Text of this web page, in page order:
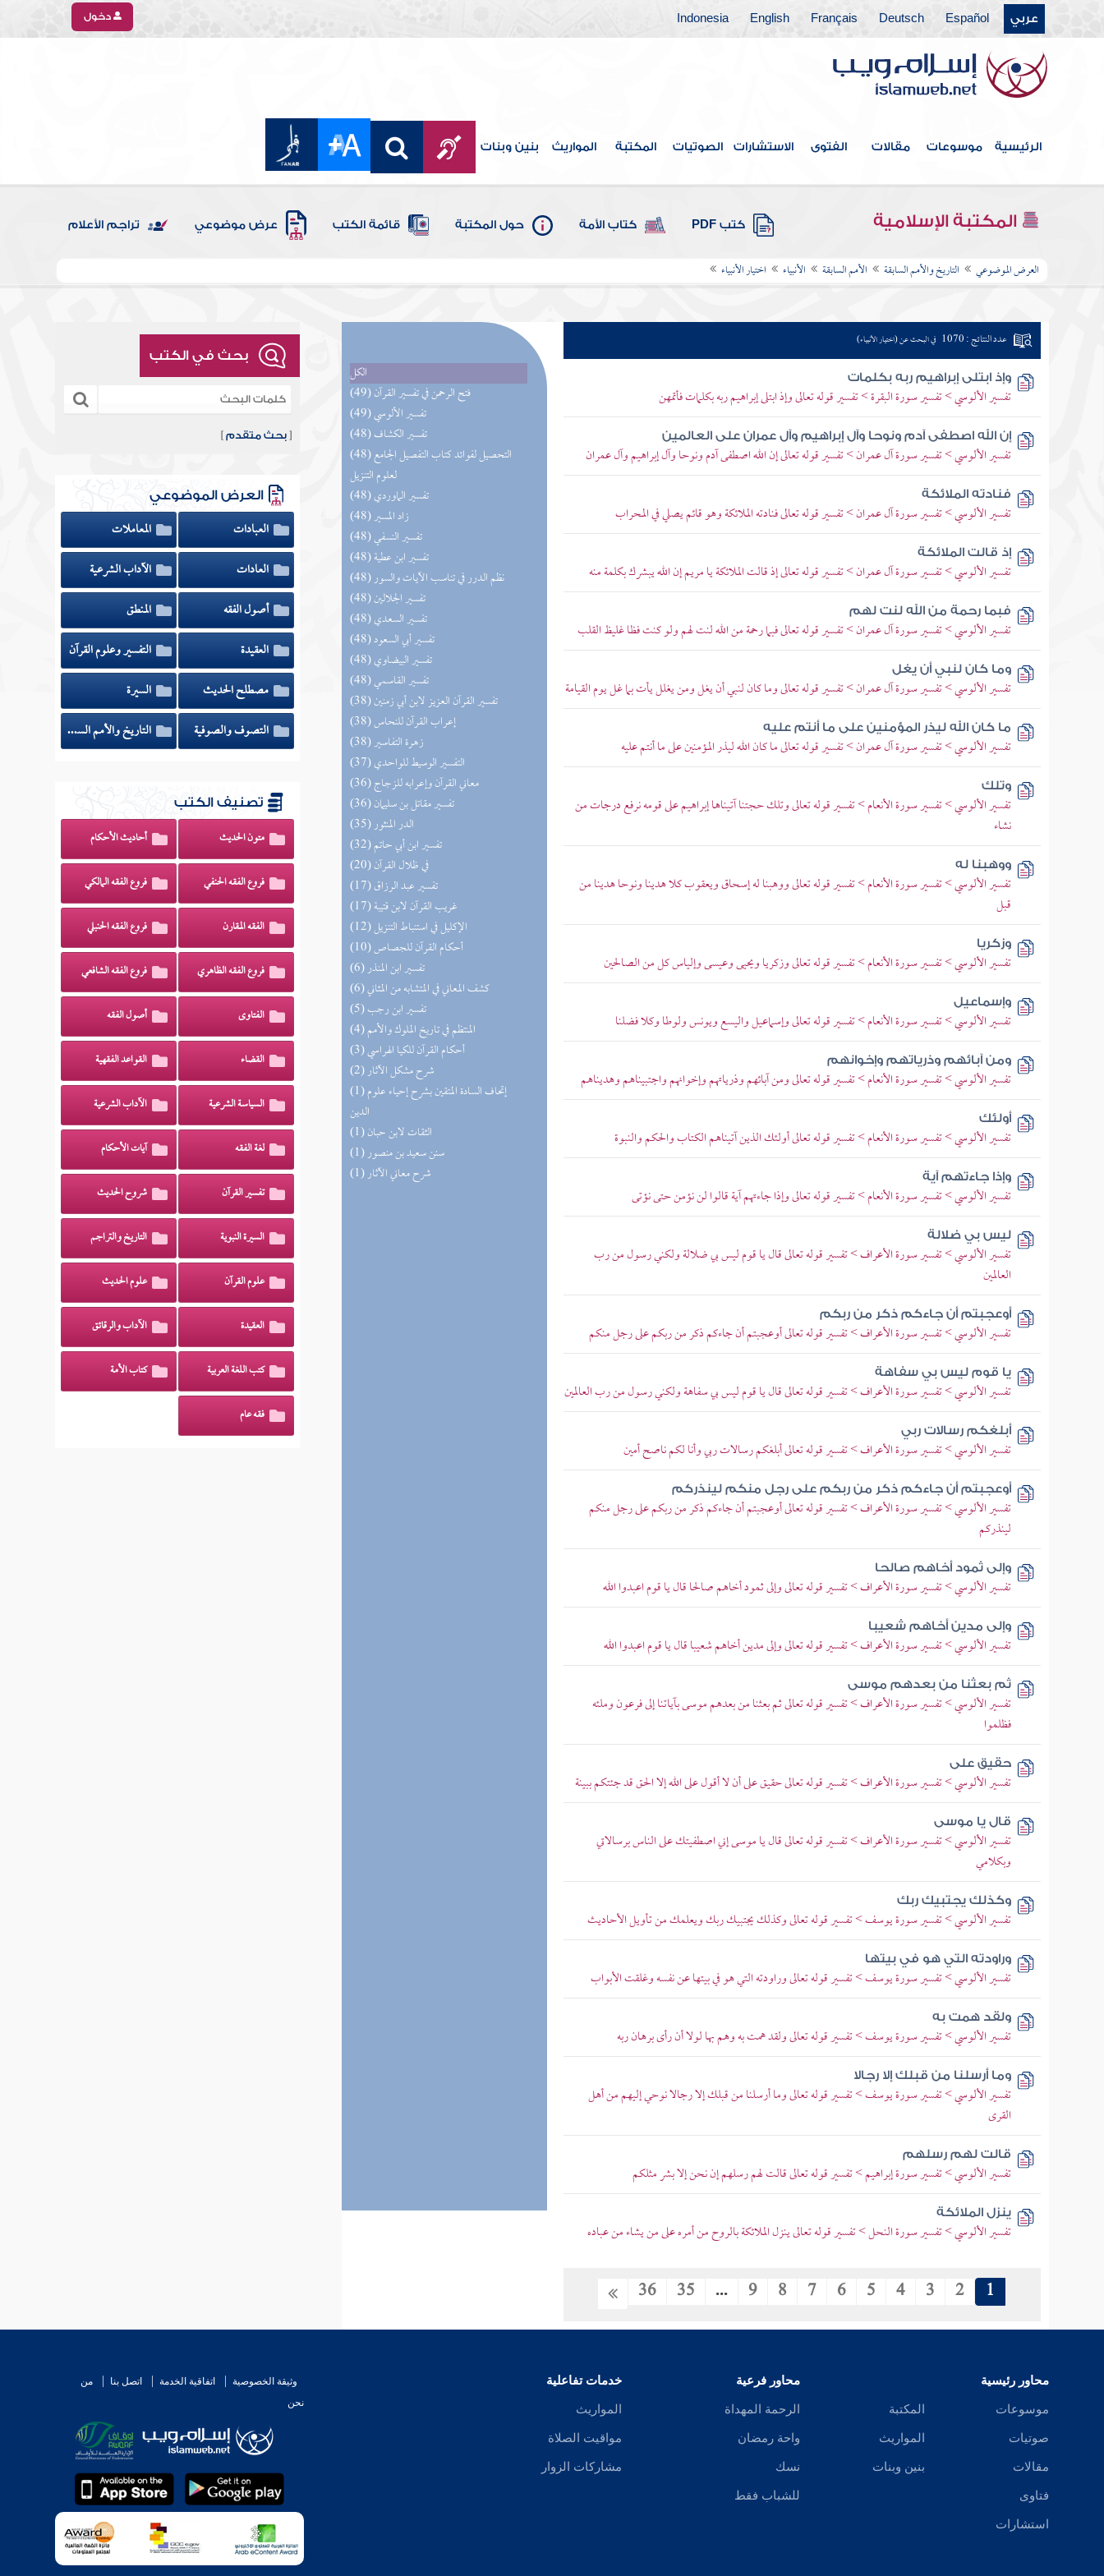
عربي Español
Deutsch
Français
English
Indonesia دخول
الرئيسية موسوعات مقالات الفتوى الاستشارات الصوتيات المكتبة المواريث بنين وبنات
المكتبة الإسلامية كتب PDF كتاب الأمة حول المكتبة قائمة الكتب عرض موضوعي تراجم الأعلام
العرض الموضوعي التاريخ والأمم السابقة الأمم السابقة الأنبياء اختيار الأنبياء
الكل
(49) فتح الرحمن في تفسير القرآن
(49) تفسير الألوسي
(48) تفسير الكشاف
(48) التحصيل لفوائد كتاب التفصيل الجامع
لعلوم التنزيل
(48) تفسير الماوردي
(48) زاد المسير
(48) تفسير النسفي
(48) تفسير ابن عطية
(48) نظم الدرر في تناسب الآيات والسور
(48) تفسير الجلالين
(48) تفسير السعدي
(48) تفسير أبي السعود
(48) تفسير البيضاوي
(48) تفسير القاسمي
(38) تفسير القرآن العزيز لابن أبي زمنين
(38) إعراب القرآن للنحاس
(38) زهرة التفاسير
(37) التفسير الوسيط للواحدي
(36) معاني القرآن وإعرابه للزجاج
(36) تفسير مقاتل بن سليمان
(35) الدر المنثور
(32) تفسير ابن أبي حاتم
(20) في ظلال القرآن
(17) تفسير عبد الرزاق
(17) غريب القرآن لابن قتيبة
(12) الإكليل في استنباط التنزيل
(10) أحكام القرآن للجصاص
(6) تفسير ابن المنذر
(6) كشف المعاني في المتشابه من المثاني
(5) تفسير ابن رجب
(4) المنتظم في تاريخ الملوك والأمم
(3) أحكام القرآن للكيا الهراسي
(2) شرح مشكل الآثار
(1) إتحاف السادة المتقين بشرح إحياء علوم
الدين
(1) الثقات لابن حبان
(1) سنن سعيد بن منصور
(1) شرح معاني الآثار
عدد النتائج : 1070 في البحث عن (اختيار الأنبياء)
وإذ ابتلى إبراهيم ربه بكلمات
تفسير الألوسي > تفسير سورة البقرة > تفسير قوله تعالى وإذ ابتلى إبراهيم ربه بكلمات فأتمهن
إن الله اصطفى آدم ونوحا وآل إبراهيم وآل عمران على العالمين
تفسير الألوسي > تفسير سورة آل عمران > تفسير قوله تعالى إن الله اصطفى آدم ونوحا وآل إبراهيم وآل عمران
فنادته الملائكة
تفسير الألوسي > تفسير سورة آل عمران > تفسير قوله تعالى فنادته الملائكة وهو قائم يصلي في المحراب
إذ قالت الملائكة
تفسير الألوسي > تفسير سورة آل عمران > تفسير قوله تعالى إذ قالت الملائكة يا مريم إن الله يبشرك بكلمة منه
فبما رحمة من الله لنت لهم
تفسير الألوسي > تفسير سورة آل عمران > تفسير قوله تعالى فبما رحمة من الله لنت لهم ولو كنت فظا غليظ القلب
وما كان لنبي أن يغل
تفسير الألوسي > تفسير سورة آل عمران > تفسير قوله تعالى وما كان لنبي أن يغل ومن يغلل يأت بما غل يوم القيامة
ما كان الله ليذر المؤمنين على ما أنتم عليه
تفسير الألوسي > تفسير سورة آل عمران > تفسير قوله تعالى ما كان الله ليذر المؤمنين على ما أنتم عليه
وتلك
تفسير الألوسي > تفسير سورة الأنعام > تفسير قوله تعالى وتلك حجتنا آتيناها إبراهيم على قومه نرفع درجات من
نشاء
ووهبنا له
تفسير الألوسي > تفسير سورة الأنعام > تفسير قوله تعالى ووهبنا له إسحاق ويعقوب كلا هدينا ونوحا هدينا من
قبل
وزكريا
تفسير الألوسي > تفسير سورة الأنعام > تفسير قوله تعالى وزكريا ويحيى وعيسى وإلياس كل من الصالحين
وإسماعيل
تفسير الألوسي > تفسير سورة الأنعام > تفسير قوله تعالى وإسماعيل واليسع ويونس ولوطا وكلا فضلنا
ومن آبائهم وذرياتهم وإخوانهم
تفسير الألوسي > تفسير سورة الأنعام > تفسير قوله تعالى ومن آبائهم وذرياتهم وإخوانهم واجتبيناهم وهديناهم
أولئك
تفسير الألوسي > تفسير سورة الأنعام > تفسير قوله تعالى أولئك الذين آتيناهم الكتاب والحكم والنبوة
وإذا جاءتهم آية
تفسير الألوسي > تفسير سورة الأنعام > تفسير قوله تعالى وإذا جاءتهم آية قالوا لن نؤمن حتى نؤتى
ليس بي ضلالة
تفسير الألوسي > تفسير سورة الأعراف > تفسير قوله تعالى قال يا قوم ليس بي ضلالة ولكني رسول من رب
العالمين
أوعجبتم أن جاءكم ذكر من ربكم
تفسير الألوسي > تفسير سورة الأعراف > تفسير قوله تعالى أوعجبتم أن جاءكم ذكر من ربكم على رجل منكم
يا قوم ليس بي سفاهة
تفسير الألوسي > تفسير سورة الأعراف > تفسير قوله تعالى قال يا قوم ليس بي سفاهة ولكني رسول من رب العالمين
أبلغكم رسالات ربي
تفسير الألوسي > تفسير سورة الأعراف > تفسير قوله تعالى أبلغكم رسالات ربي وأنا لكم ناصح أمين
أوعجبتم أن جاءكم ذكر من ربكم على رجل منكم لينذركم
تفسير الألوسي > تفسير سورة الأعراف > تفسير قوله تعالى أوعجبتم أن جاءكم ذكر من ربكم على رجل منكم
لينذركم
وإلى ثمود أخاهم صالحا
تفسير الألوسي > تفسير سورة الأعراف > تفسير قوله تعالى وإلى ثمود أخاهم صالحا قال يا قوم اعبدوا الله
وإلى مدين أخاهم شعيبا
تفسير الألوسي > تفسير سورة الأعراف > تفسير قوله تعالى وإلى مدين أخاهم شعيبا قال يا قوم اعبدوا الله
ثم بعثنا من بعدهم موسى
تفسير الألوسي > تفسير سورة الأعراف > تفسير قوله تعالى ثم بعثنا من بعدهم موسى بآياتنا إلى فرعون وملئه
فظلموا
حقيق على
تفسير الألوسي > تفسير سورة الأعراف > تفسير قوله تعالى حقيق على أن لا أقول على الله إلا الحق قد جئتكم ببينة
قال يا موسى
تفسير الألوسي > تفسير سورة الأعراف > تفسير قوله تعالى قال يا موسى إني اصطفيتك على الناس برسالاتي
وبكلامي
وكذلك يجتبيك ربك
تفسير الألوسي > تفسير سورة يوسف > تفسير قوله تعالى وكذلك يجتبيك ربك ويعلمك من تأويل الأحاديث
وراودته التي هو في بيتها
تفسير الألوسي > تفسير سورة يوسف > تفسير قوله تعالى وراودته التي هو في بيتها عن نفسه وغلقت الأبواب
ولقد همت به
تفسير الألوسي > تفسير سورة يوسف > تفسير قوله تعالى ولقد همت به وهم بها لولا أن رأى برهان ربه
وما أرسلنا من قبلك إلا رجالا
تفسير الألوسي > تفسير سورة يوسف > تفسير قوله تعالى وما أرسلنا من قبلك إلا رجالا نوحي إليهم من أهل
القرى
قالت لهم رسلهم
تفسير الألوسي > تفسير سورة إبراهيم > تفسير قوله تعالى قالت لهم رسلهم إن نحن إلا بشر مثلكم
ينزل الملائكة
تفسير الألوسي > تفسير سورة النحل > تفسير قوله تعالى ينزل الملائكة بالروح من أمره على من يشاء من عباده
1
2
3
4
5
6
7
8
9
...
35
36
بحث في الكتب
[بحث متقدم ]
العرض الموضوعي
العبادات
المعاملات
العادات
الآداب الشرعية
أصول الفقه
المنطق
العقيدة
التفسير وعلوم القرآن
مصطلح الحديث
السيرة
التصوف والصوفية
التاريخ والأمم السابقة
تصنيف الكتب
متون الحديث أحاديث الأحكام
فروع الفقه الحنفي فروع الفقه المالكي
الفقه المقارن فروع الفقه الحنبلي
فروع الفقه الظاهري فروع الفقه الشافعي
الفتاوى أصول الفقه
القضاء القواعد الفقهية
السياسة الشرعية الآداب الشرعية
لغة الفقه آيات الأحكام
تفسير القرآن شروح الحديث
السيرة النبوية التاريخ والتراجم
علوم القرآن علوم الحديث
العقيدة الآداب والرقائق
كتب اللغة العربية كتاب الأمة
فقه عام
محاور رئيسية
موسوعات
صوتيات
مقالات
فتاوى
استشارات
المكتبة
المواريث
بنين وبنات
محاور فرعية
الرحمة المهداة
واحة رمضان
نسك
للشباب فقط
خدمات تفاعلية
المواريث
مواقيت الصلاة
مشاركات الزوار
وثيقة الخصوصية اتفاقية الخدمة اتصل بنا
من
نحن